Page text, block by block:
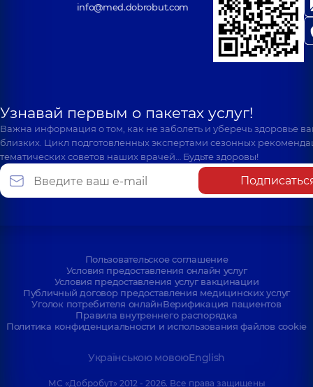
info@med.dobrobut.com
Узнавай первым о пакетах услуг!
Важна информация о том, как не заболеть и уберечь здоровье
близких. Цикл подготовленных экспертами сезонных
тематических советов наших врачей… Будьте здоровы!
Пользовательское соглашение
Условия предоставления онлайн услуг
Условия предоставления услуг вакцинации
Публичный договор предоставления медицинских услуг
Уголок потребителя онлайнВерификация пациентов
Правила внутреннего распорядка
Политика конфиденциальности и использования файлов cookie
Українською мовоюEnglish
МС «Добробут» 2012 - 2026. Все права защищены